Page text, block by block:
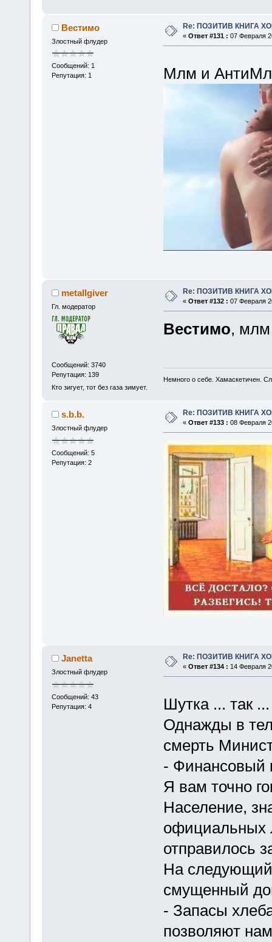
Вестимо
Злостный флудер
Сообщений: 1
Репутация: 1
Re: ПОЗИТИВ КНИГА
« Ответ #131 : 07 Февраля
Млм и
metallgiver
Гл. модератор
Сообщений: 3740
Репутация: 139
Кто зигует, тот без газа зимует.
Re: ПОЗИТИВ КНИГА
« Ответ #132 : 07 Февраля
Вестимо,
Немного о себе. Хамаскетичен.
s.b.b.
Злостный флудер
Сообщений: 5
Репутация: 2
Re: ПОЗИТИВ КНИГА
« Ответ #133 : 08 Февраля
Janetta
Злостный флудер
Сообщений: 43
Репутация: 4
Re: ПОЗИТИВ КНИГА
« Ответ #134 : 14 Февраля
Шутка ... так
Однажды в
смерть
- Финансовый
Я вам точно
Население,
официальных
отправилось
На следующий
смущенный
- Запасы
позволяют